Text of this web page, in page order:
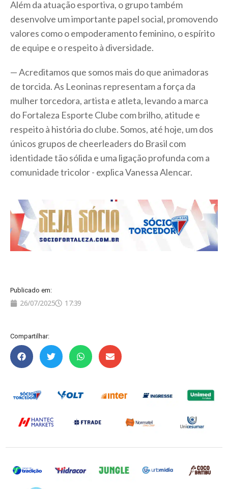
Além da atuação esportiva, o grupo também
desenvolve um importante papel social, promovendo
valores como o empoderamento feminino, o espírito
de equipe e o respeito à diversidade.
— Acreditamos que somos mais do que animadoras
de torcida. As Leoninas representam a força da
mulher torcedora, artista e atleta, levando a marca
do Fortaleza Esporte Clube com brilho, atitude e
respeito à história do clube. Somos, até hoje, um dos
únicos grupos de cheerleaders do Brasil com
identidade tão sólida e uma ligação profunda com a
comunidade tricolor - explica Vanessa Alencar.
Publicado em:
26/07/2025 17:39
Compartilhar: